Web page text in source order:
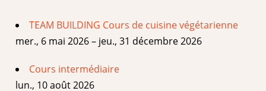
TEAM BUILDING Cours de cuisine végétarienne
mer., 6 mai 2026 – jeu., 31 décembre 2026
Cours intermédiaire
lun., 10 août 2026